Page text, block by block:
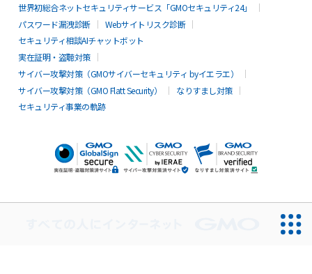
世界初総合ネットセキュリティサービス「GMOセキュリティ24」
パスワード漏洩診断
Webサイトリスク診断
セキュリティ相談AIチャットボット
実在証明・盗聴対策
サイバー攻撃対策（GMOサイバーセキュリティ byイエラエ）
サイバー攻撃対策（GMO Flatt Security）
なりすまし対策
セキュリティ事業の軌跡